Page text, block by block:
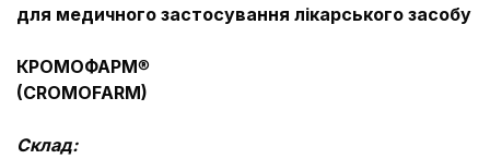
для медичного застосування лікарського засобу
КРОМОФАРМ®
(CROMOFARM)
Склад: